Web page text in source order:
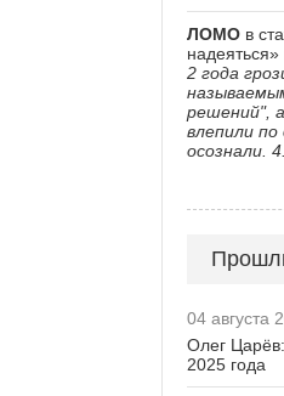
ЛОМО в
2 года
решений",
влепили
осознали.
04 августа
Олег
2025 года